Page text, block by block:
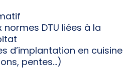
DTU liées à la
d’implantation en cuisine
pentes…)